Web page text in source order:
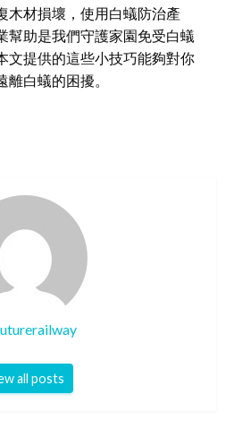
木材損壞，使用白蟻防治產
幫助是我們守護家園免受白蟻
文提供的這些小技巧能夠對你
白蟻的困擾。
all posts